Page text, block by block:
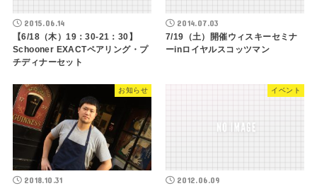
2015.06.14
【6/18（木）19：30-21：30】
Schooner EXACTペアリング・プ
チディナーセット
2014.07.03
7/19（土）開催ウィスキーセミナ
ーinロイヤルスコッツマン
お知らせ
2018.10.31
イベント
2012.06.09